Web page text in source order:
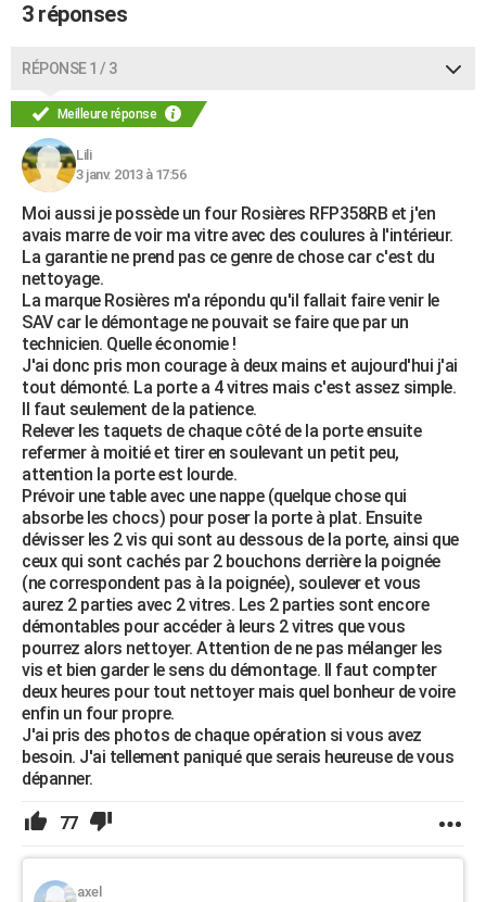
Carte de Noël
Carte Bonne année
Carte Saint-Valentin
Carte Pâques
Carte d'anniversaire
DICTIONNAIRE
Dictionnaire
Biographies
Citations
Expressions
Proverbes
PROGRAMME TV
COPAINS D'AVANT
S'inscrire
Se connecter
Lycées
Collèges
Primaires
Universités
Entreprises
Service militaire
Avis de recherche
AVIS DE DÉCÈS
FORUM
Bricolage
Lifestyle
Culture
Sport
Auto
Television
Voyage
Cinema
3 réponses
RÉPONSE 1 / 3
Meilleure réponse
Lili
3 janv. 2013 à 17:56
Moi aussi je possède un four Rosières RFP358RB et j'en
avais marre de voir ma vitre avec des coulures à l'intérieur.
La garantie ne prend pas ce genre de chose car c'est du
nettoyage.
La marque Rosières m'a répondu qu'il fallait faire venir le
SAV car le démontage ne pouvait se faire que par un
technicien. Quelle économie !
J'ai donc pris mon courage à deux mains et aujourd'hui j'ai
tout démonté. La porte a 4 vitres mais c'est assez simple.
Il faut seulement de la patience.
Relever les taquets de chaque côté de la porte ensuite
refermer à moitié et tirer en soulevant un petit peu,
attention la porte est lourde.
Prévoir une table avec une nappe (quelque chose qui
absorbe les chocs) pour poser la porte à plat. Ensuite
dévisser les 2 vis qui sont au dessous de la porte, ainsi que
ceux qui sont cachés par 2 bouchons derrière la poignée
(ne correspondent pas à la poignée), soulever et vous
aurez 2 parties avec 2 vitres. Les 2 parties sont encore
démontables pour accéder à leurs 2 vitres que vous
pourrez alors nettoyer. Attention de ne pas mélanger les
vis et bien garder le sens du démontage. Il faut compter
deux heures pour tout nettoyer mais quel bonheur de voire
enfin un four propre.
J'ai pris des photos de chaque opération si vous avez
besoin. J'ai tellement paniqué que serais heureuse de vous
dépanner.
77
axel